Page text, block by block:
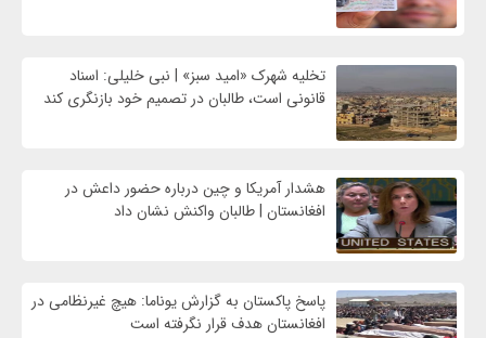
تخلیه شهرک «امید سبز» | نبی خلیلی: اسناد
قانونی است، طالبان در تصمیم خود بازنگری کند
هشدار آمریکا و چین درباره حضور داعش در
افغانستان | طالبان واکنش نشان داد
پاسخ پاکستان به گزارش یوناما: هیچ غیرنظامی در
افغانستان هدف قرار نگرفته است